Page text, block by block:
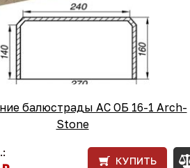
балюстрады АС ОБ 16-1 Arch-
Stone
КУПИТЬ